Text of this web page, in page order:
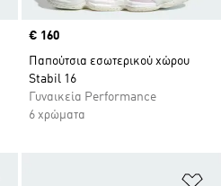
Price
€ 160
Παπούτσια εσωτερικού χώρου
Stabil 16
Γυναικεία Performance
6 χρώματα
Προσθήκη στη Λίστα Επιθυμιών